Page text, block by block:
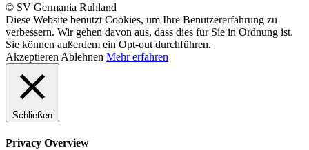
© SV Germania Ruhland
Diese Website benutzt Cookies, um Ihre Benutzererfahrung zu
verbessern. Wir gehen davon aus, dass dies für Sie in Ordnung ist.
Sie können außerdem ein Opt-out durchführen.
Akzeptieren Ablehnen Mehr erfahren
Schließen
Privacy Overview